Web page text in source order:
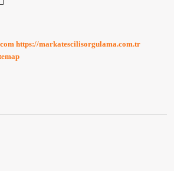
https://markatescilisorgulama.com.tr